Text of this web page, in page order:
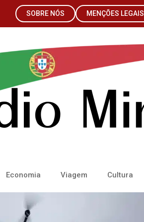
SOBRE NÓS MENÇÕES LEGAIS
Economia Viagem Cultura